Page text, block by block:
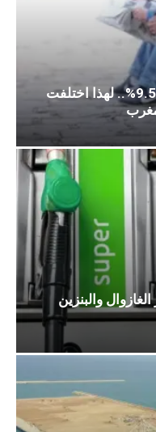
البطالة في المغرب تنخفض إلى 9.5%.. لهذا اختلفت
أسعار الغازوال والبنزين